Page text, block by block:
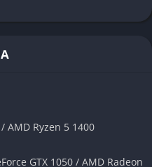
y mantiene a los
de sus aproximadamente
deberán:
AMD Ryzen 5 1400
GTX 1050 / AMD Radeon